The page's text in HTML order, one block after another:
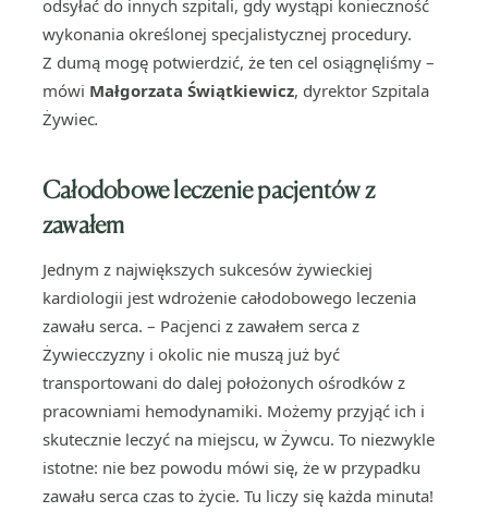
odsyłać do innych szpitali, gdy wystąpi konieczność
wykonania określonej specjalistycznej procedury.
Z dumą mogę potwierdzić, że ten cel osiągnęliśmy –
mówi Małgorzata Świątkiewicz, dyrektor Szpitala
Żywiec.
Całodobowe leczenie pacjentów z
zawałem
Jednym z największych sukcesów żywieckiej
kardiologii jest wdrożenie całodobowego leczenia
zawału serca. – Pacjenci z zawałem serca z
Żywiecczyzny i okolic nie muszą już być
transportowani do dalej położonych ośrodków z
pracowniami hemodynamiki. Możemy przyjąć ich i
skutecznie leczyć na miejscu, w Żywcu. To niezwykle
istotne: nie bez powodu mówi się, że w przypadku
zawału serca czas to życie. Tu liczy się każda minuta!